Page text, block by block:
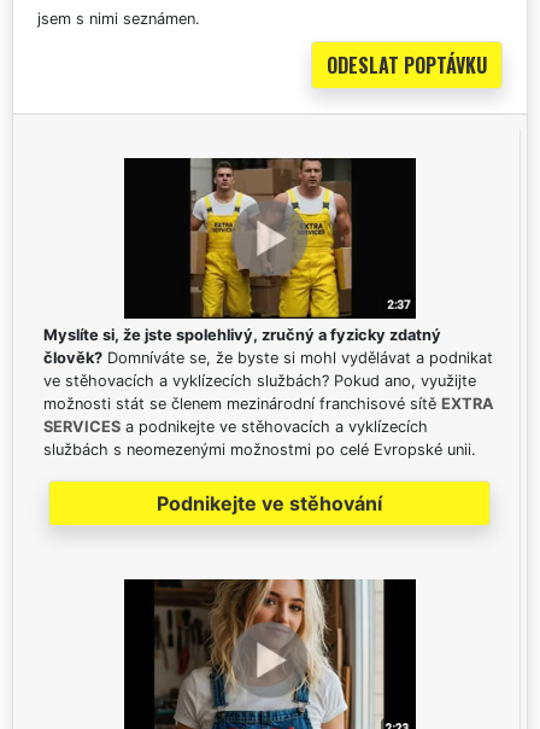
jsem s nimi seznámen.
Myslíte si, že jste spolehlivý, zručný a fyzicky zdatný
člověk? Domníváte se, že byste si mohl vydělávat a podnikat
ve stěhovacích a vyklízecích službách? Pokud ano, využijte
možnosti stát se členem mezinárodní franchisové sítě EXTRA
SERVICES a podnikejte ve stěhovacích a vyklízecích
službách s neomezenými možnostmi po celé Evropské unii.
Podnikejte ve stěhování